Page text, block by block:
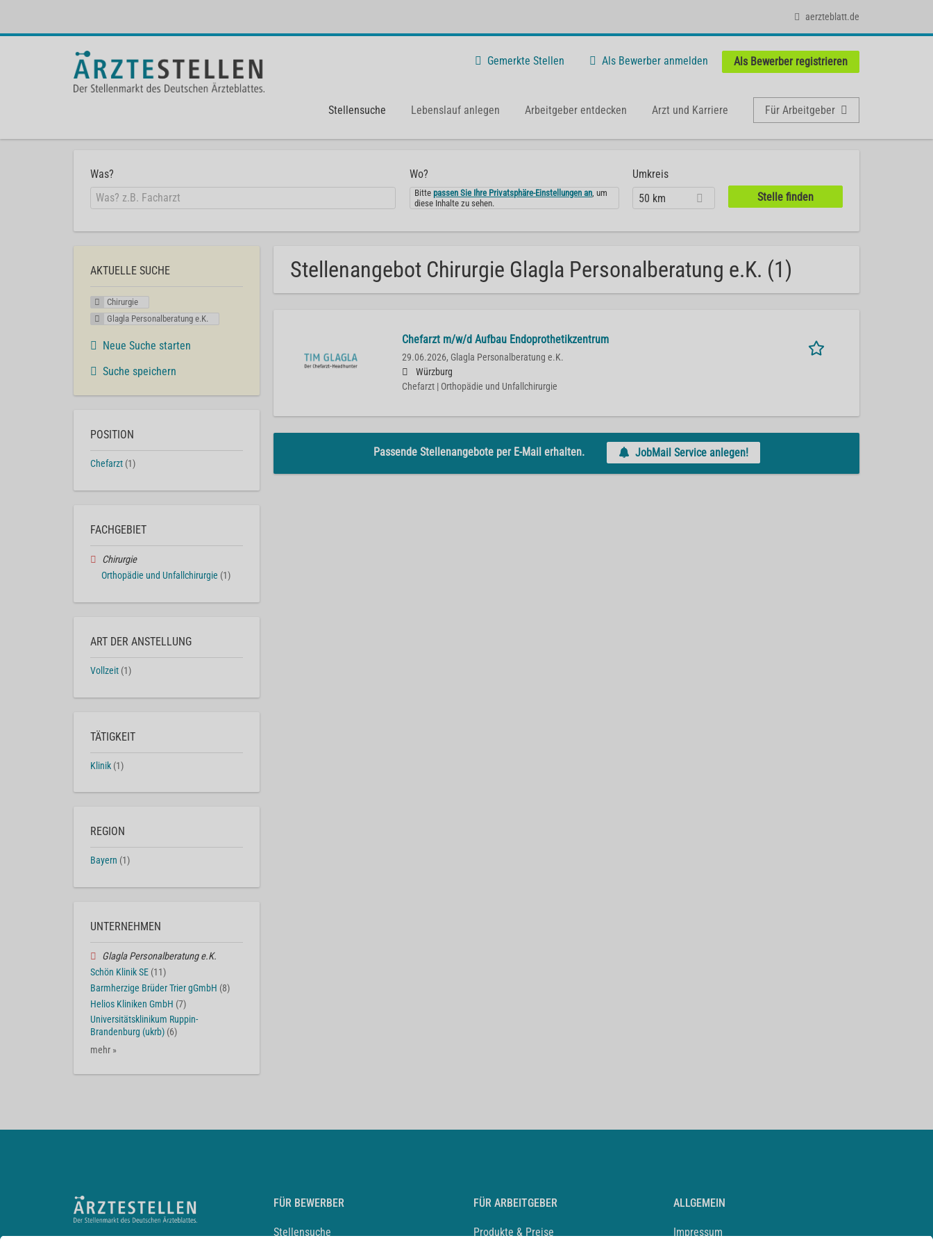
aerzteblatt.de
Gemerkte Stellen Als Bewerber anmelden Als Bewerber registrieren
Stellensuche Lebenslauf anlegen Arbeitgeber entdecken Arzt und Karriere Für Arbeitgeber
Was? Wo?
Bittepassen Sie Ihre Privatsphäre-Einstellungen an, um
diese Inhalte zu sehen.
Umkreis
50 km
Stellenangebot Chirurgie Glagla Personalberatung e.K. (1)
Chefarzt m/w/d Aufbau Endoprothetikzentrum
29.06.2026, Glagla Personalberatung e.K.
Würzburg
Chefarzt | Orthopädie und Unfallchirurgie
Passende Stellenangebote per E-Mail erhalten. JobMail Service anlegen!
AKTUELLE SUCHE
Chirurgie
Glagla Personalberatung e.K.
Neue Suche starten
Suche speichern
POSITION
Chefarzt (1)
FACHGEBIET
Chirurgie
Orthopädie und Unfallchirurgie (1)
ART DER ANSTELLUNG
Vollzeit (1)
TÄTIGKEIT
Klinik (1)
REGION
Bayern (1)
UNTERNEHMEN
Glagla Personalberatung e.K.
Schön Klinik SE (11)
Barmherzige Brüder Trier gGmbH (8)
Helios Kliniken GmbH (7)
Universitätsklinikum Ruppin-
Brandenburg (ukrb) (6)
mehr »
FÜR BEWERBER
Stellensuche
FÜR ARBEITGEBER
Produkte & Preise
ALLGEMEIN
Impressum